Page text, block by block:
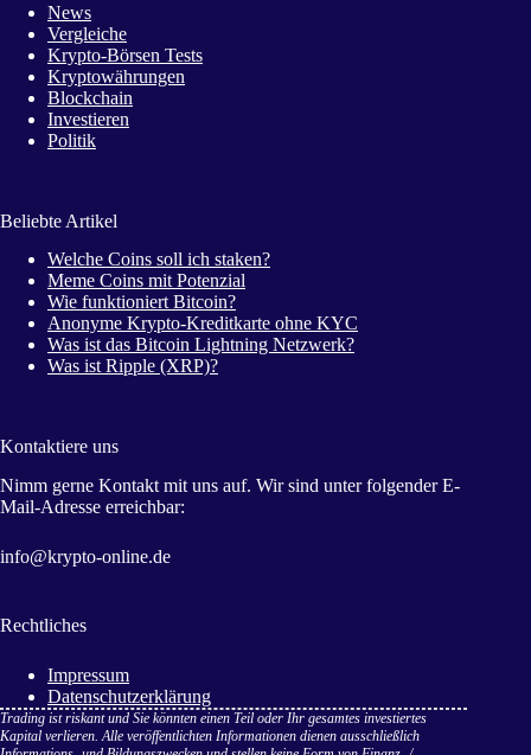
News
Vergleiche
Krypto-Börsen Tests
Kryptowährungen
Blockchain
Investieren
Politik
Beliebte Artikel
Welche Coins soll ich staken?
Meme Coins mit Potenzial
Wie funktioniert Bitcoin?
Anonyme Krypto-Kreditkarte ohne KYC
Was ist das Bitcoin Lightning Netzwerk?
Was ist Ripple (XRP)?
Kontaktiere uns
Nimm gerne Kontakt mit uns auf. Wir sind unter folgender E-
Mail-Adresse erreichbar:
info@krypto-online.de
Rechtliches
Impressum
Datenschutzerklärung
Trading ist riskant und Sie könnten einen Teil oder Ihr gesamtes investiertes
Kapital verlieren. Alle veröffentlichten Informationen dienen ausschließlich